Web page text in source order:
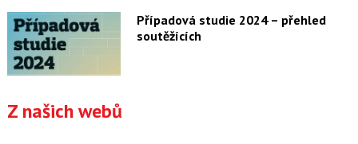
Případová studie 2024 – přehled
soutěžících
Z našich webů